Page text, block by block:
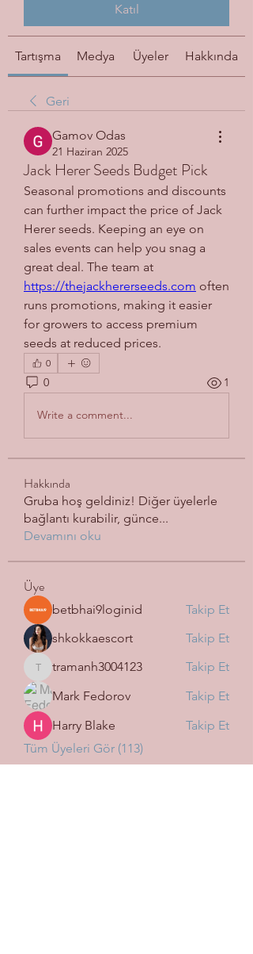
Katıl
Tartışma Medya Üyeler Hakkında
Geri
Gamov Odas
21 Haziran 2025
Jack Herer Seeds Budget Pick
Seasonal promotions and discounts
can further impact the price of Jack
Herer seeds. Keeping an eye on
sales events can help you snag a
https://thejackhererseeds.com often
runs promotions, making it easier
for growers to access premium
seeds at reduced prices.
0
0 1
Write a comment...
Hakkında
Gruba hoş geldiniz! Diğer üyelerle
bağlantı kurabilir, günce...
Devamını oku
Üye
betbhai9loginid
Takip Et
shkokkaescort
Takip Et
tramanh3004123
tramanh3004123
Takip Et
Mark Fedorov
Takip Et
Harry Blake
Takip Et
Tüm Üyeleri Gör (113)